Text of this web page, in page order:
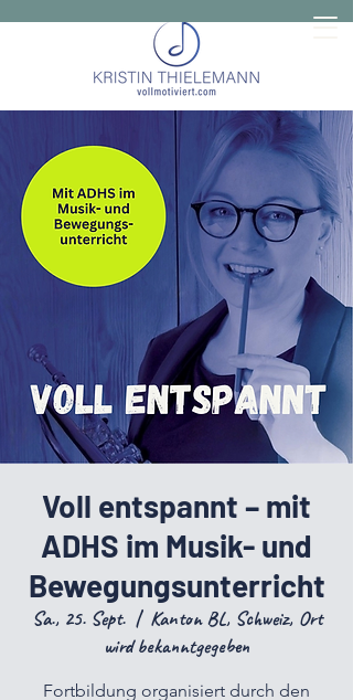
Voll entspannt – mit
ADHS im Musik- und
Bewegungsunterricht
Sa., 25. Sept.
  |
Kanton BL, Schweiz, Ort
wird bekanntgegeben
Fortbildung organisiert durch den